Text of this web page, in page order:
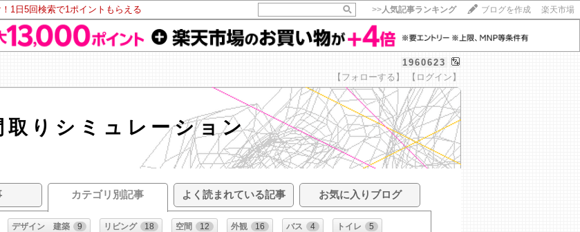
1日5回検索で1ポイントもらえる >>人気記事ランキング ブログを作成 楽天市場
1960623
【フォローする】 【ログイン】
取りシミュレーション
カテゴリ別記事 よく読まれている記事 お気に入りブログ
デザイン 建築 9 リビング 18 空間 12 外観 16 バス 4 トイレ 5